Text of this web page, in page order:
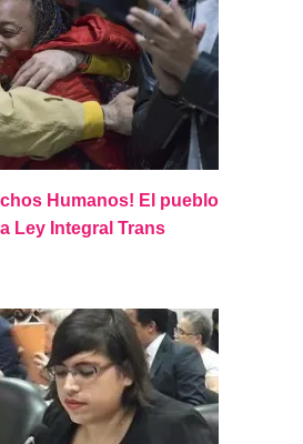
Humanos! El pueblo
Ley Integral Trans